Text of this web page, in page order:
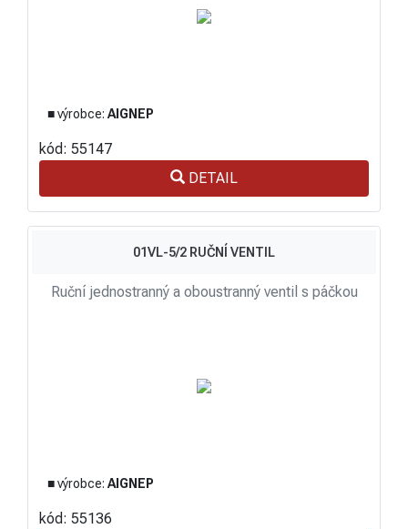
■ výrobce:AIGNEP
kód: 55147
DETAIL
01VL-5/2 RUČNÍ VENTIL
Ruční jednostranný a oboustranný ventil s páčkou
■ výrobce:AIGNEP
kód: 55136